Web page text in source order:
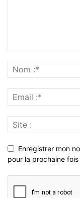
Enregistrer mon
pour la prochaine